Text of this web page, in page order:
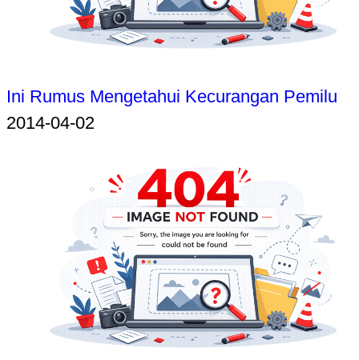
Ini Rumus Mengetahui Kecurangan Pemilu
2014-04-02